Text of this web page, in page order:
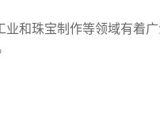
和珠宝制作等领域有着